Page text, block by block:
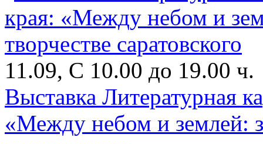
11.09, С 10.00 до 19.00 ч.
Выставка Литературная
«Между небом и землей: